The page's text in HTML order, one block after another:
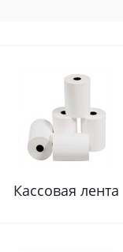
Кассовая лента